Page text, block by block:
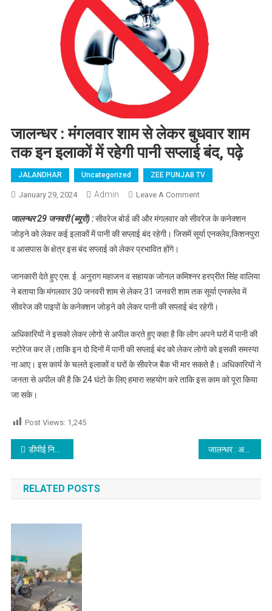
जालन्धर : मंगलवार शाम से लेकर बुधवार शाम
तक इन इलाकों में रहेगी पानी सप्लाई बंद, पढ़े
JALANDHAR Uncategorized ZEE PUNJAB TV
January 29, 2024 Admin Leave A CommentOn जालन्धर :
बुधवार शाम तक इन
इलाकों में रहेगी पानी
जालन्धर 29 जनवरी (ब्यूरो) :सीवरेज बोर्ड की और मंगलवार को सीवरेज के कनेक्शन
जोड़ने को लेकर कई इलाकों में पानी की सप्लाई बंद रहेगी। जिसमें सूर्या एनक्लेव,किशनपुरा
व आसपास के क्षेत्र इस बंद सप्लाई को लेकर प्रभावित होंगे।
जानकारी देते हुए एस. ई. अनुराग महाजन व सहायक जोनल कमिश्नर हरप्रीत सिंह वालिया
ने बताया कि मंगलवार 30 जनवरी शाम से लेकर 31 जनवरी शाम तक सूर्या एनक्लेव में
सीवरेज की पाइपों के कनेक्शन जोड़ने को लेकर पानी की सप्लाई बंद रहेगी।
अधिकारियों ने इसको लेकर लोगो से अपील करते हुए कहा है कि लोग अपने घरों में पानी की
स्टोरेज कर लें।ताकि इन दो दिनों में पानी की सप्लाई बंद को लेकर लोगो को इसकी समस्या
ना आए। इस कार्य के चलते इलाकों व घरों के सीवरेज बैक भी मार सकते है। अधिकारियों ने
जनता से अपील की है कि 24 घंटो के लिए हमारा सहयोग करे ताकि इस काम को पूरा किया
जा सके।
Post Views: 1,245
Post navigation
डीपीई निखिल हंस को गणतंत्र दिवस पर किया सम्मानित जालन्धर : अर्धजली लाश मिलने से इलाके में फैली सनसनी,पुलिस ने मौके पर पहुंच की जांच शुरू, पढ़े
RELATED POSTS